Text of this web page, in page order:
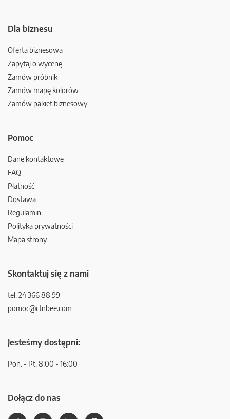
Dla biznesu
Oferta biznesowa
Zapytaj o wycenę
Zamów próbnik
Zamów mapę kolorów
Zamów pakiet biznesowy
Pomoc
Dane kontaktowe
FAQ
Płatność
Dostawa
Regulamin
Polityka prywatności
Mapa strony
Skontaktuj się z nami
tel. 24 366 88 99
pomoc@ctnbee.com
Jesteśmy dostępni:
Pon. - Pt. 8:00 - 16:00
Dołącz do nas